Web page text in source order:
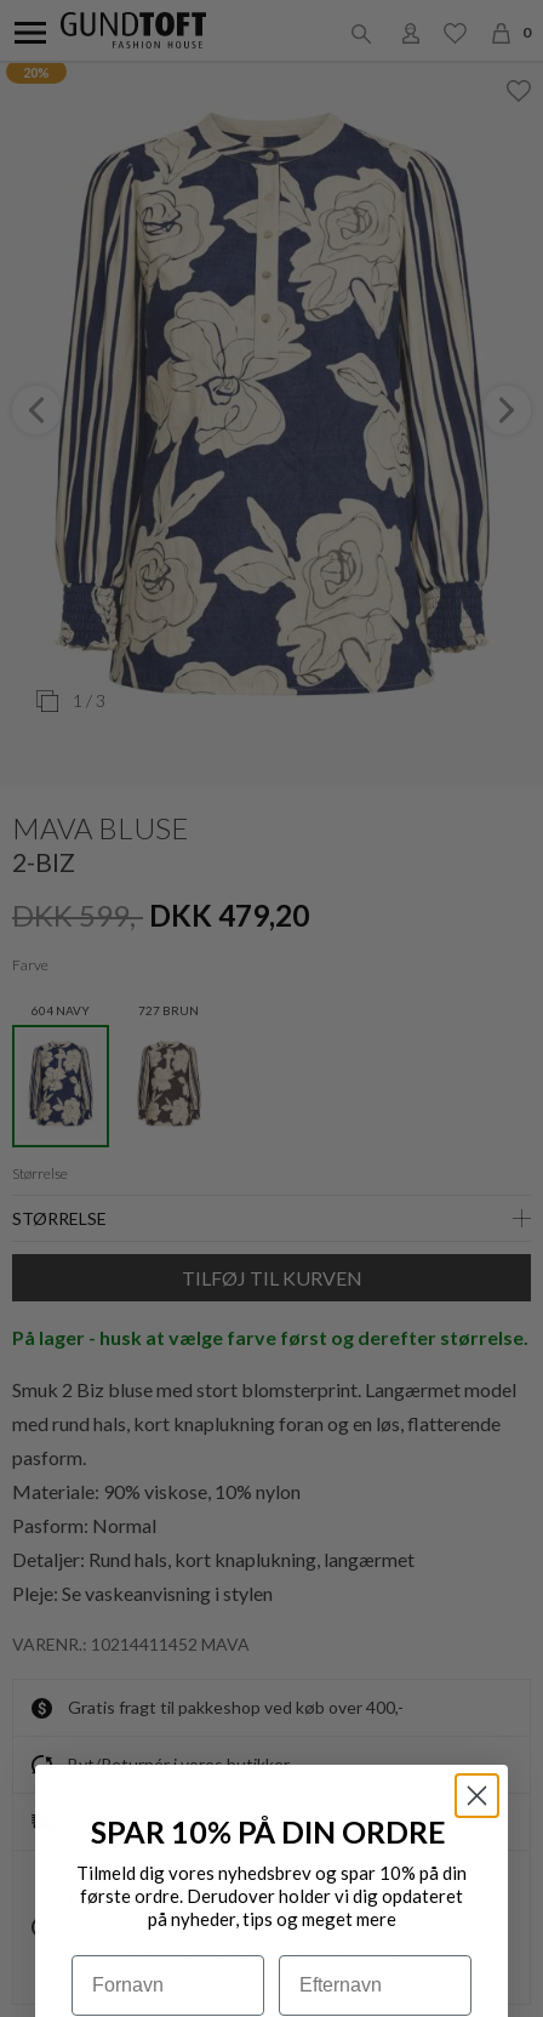
0
20%
1 / 3
MAVA BLUSE
2-BIZ
DKK 599,- DKK 479,20
Farve
604 NAVY 727 BRUN
Størrelse
På lager - husk at vælge farve først og derefter størrelse.
Smuk 2 Biz bluse med stort blomsterprint. Langærmet model
med rund hals, kort knaplukning foran og en løs, flatterende
pasform.
Materiale: 90% viskose, 10% nylon
Pasform: Normal
Detaljer: Rund hals, kort knaplukning, langærmet
Pleje: Se vaskeanvisning i stylen
VARENR.: 10214411452 MAVA
Gratis fragt til pakkeshop ved køb over 400,-
Byt/Returnér i vores butikker
Levering 1-3 dage
OBS.
Ikke alle vores varer på webshoppen, befinder sig i
vores fysiske butikker.
Kontakt din nærmeste forretning for ydeligere info.
vedr. den ønskede vare.
SPAR 10% PÅ DIN ORDRE
Tilmeld dig vores nyhedsbrev og spar 10% på din
første ordre. Derudover holder vi dig opdateret
på nyheder, tips og meget mere
Navn Efternavn